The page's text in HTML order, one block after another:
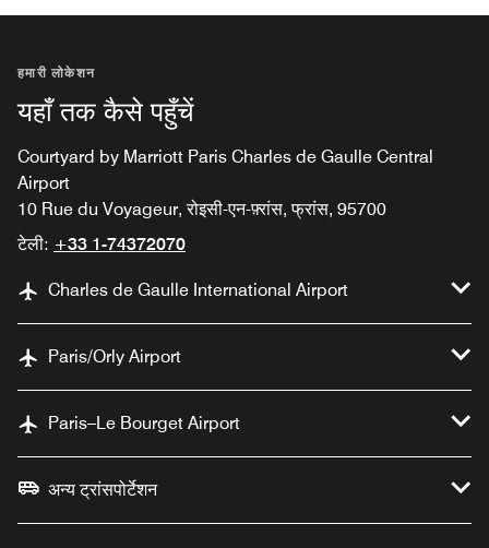
हमारी लोकेशन
यहाँ तक कैसे पहुँचें
Courtyard by Marriott Paris Charles de Gaulle Central
Airport
10 Rue du Voyageur, रोइसी-एन-फ़्रांस, फ्रांस, 95700
टेली: +33 1-74372070
Charles de Gaulle International Airport
Paris/Orly Airport
Paris–Le Bourget Airport
अन्य ट्रांसपोर्टेशन